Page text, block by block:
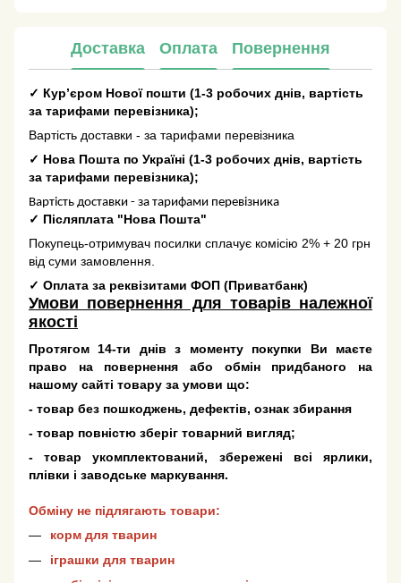
Доставка Оплата Повернення
✓ Кур’єром Нової пошти (1-3 робочих днів, вартість
за тарифами перевізника);
Вартість доставки - за тарифами перевізника
✓ Нова Пошта по Україні (1-3 робочих днів, вартість
за тарифами перевізника);
Вартість доставки - за тарифами перевізника
✓ Післяплата "Нова Пошта"
Покупець-отримувач посилки сплачує комісію 2% + 20 грн
від суми замовлення.
✓ Оплата за реквізитами ФОП (Приватбанк)
Умови повернення для товарів належної
якості
Протягом 14-ти днів з моменту покупки Ви маєте
право на повернення або обмін придбаного на
нашому сайті товару за умови що:
- товар без пошкоджень, дефектів, ознак збирання
- товар повністю зберіг товарний вигляд;
- товар укомплектований, збережені всі ярлики,
плівки і заводське маркування.
Обміну не підлягають товари:
корм для тварин
іграшки для тварин